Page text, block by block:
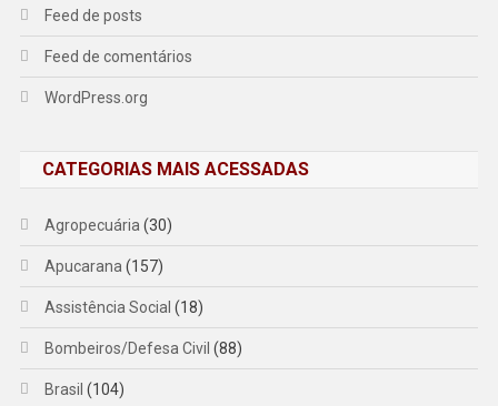
Feed de posts
Feed de comentários
WordPress.org
CATEGORIAS MAIS ACESSADAS
Agropecuária (30)
Apucarana (157)
Assistência Social (18)
Bombeiros/Defesa Civil (88)
Brasil (104)